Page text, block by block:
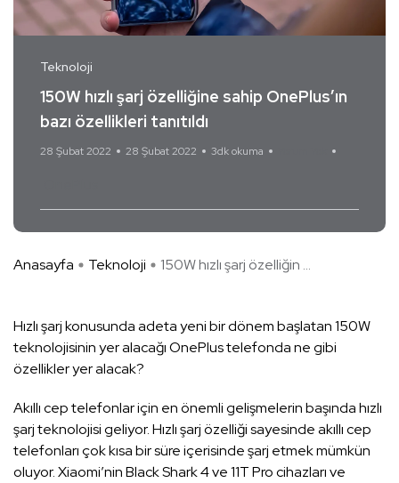
Teknoloji
150W hızlı şarj özelliğine sahip OnePlus’ın
bazı özellikleri tanıtıldı
28 Şubat 2022 28 Şubat 2022 3dk okuma
Anasayfa Teknoloji 150W hızlı şarj özelliğin ...
Hızlı şarj konusunda adeta yeni bir dönem başlatan 150W
teknolojisinin yer alacağı OnePlus telefonda ne gibi
özellikler yer alacak?
Akıllı cep telefonlar için en önemli gelişmelerin başında hızlı
şarj teknolojisi geliyor. Hızlı şarj özelliği sayesinde akıllı cep
telefonları çok kısa bir süre içerisinde şarj etmek mümkün
oluyor. Xiaomi’nin Black Shark 4 ve 11T Pro cihazları ve